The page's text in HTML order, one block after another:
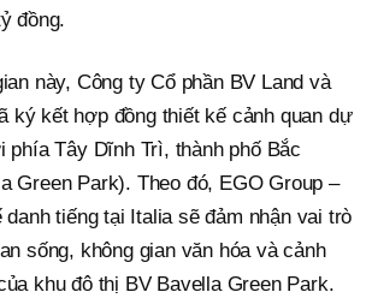
đồng.
này, Công ty Cổ phần BV Land và
ký kết hợp đồng thiết kế cảnh quan dự
phía Tây Dĩnh Trì, thành phố Bắc
Green Park). Theo đó, EGO Group –
danh tiếng tại Italia sẽ đảm nhận vai trò
sống, không gian văn hóa và cảnh
khu đô thị BV Bavella Green Park.